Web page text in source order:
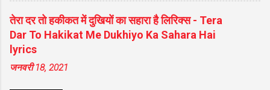
चंद्रभागेच्यातीरी उभा मंदिरी तो पहा विटेवरी लिरिक्स माझे माहेर पंढरी
मराठी लिरिक्स एकतारी संगे एक रूप झालो लिरिक्स विठुमाऊली तू माऊली
जगाची लिरिक्स मागतो मी पांडुरंगा फक्त एक दान लिरिक्स नाही रे नाही
कुणाचे कोणी लिरिक्स मी तुझ्यासाठी जिवण जाळीले रे बाळा तुन नाही पानी
पाजिले लिरिक्स आता तरी देवा मला पावशील का लिरिक लिरिक्स सुंदर ते
तेरा दर तो हकीकत में दुखियों का सहारा है लिरिक्स - Tera
Dar To Hakikat Me Dukhiyo Ka Sahara Hai
lyrics
जनवरी 18, 2021